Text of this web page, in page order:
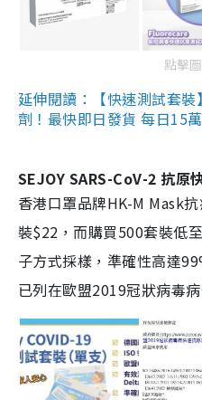
點擊
延伸閱讀：【快速測試套
劑！最快即日發貨 每日15
SEJOY SARS-CoV-2 抗原
香港口罩品牌HK-M Mask
裝$22，而購買500套裝低
子方式採樣，準確性高達
已列在歐盟2019冠狀病毒